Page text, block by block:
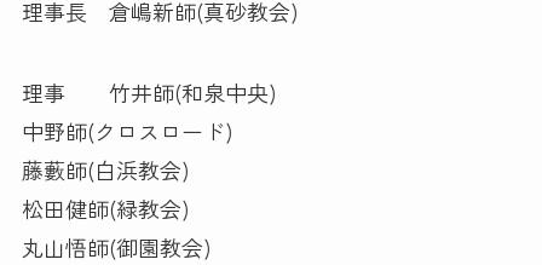
理事長 倉嶋新師(真砂教会)
理事 竹井師(和泉中央)
中野師(クロスロード)
藤藪師(白浜教会)
松田健師(緑教会)
丸山悟師(御園教会)